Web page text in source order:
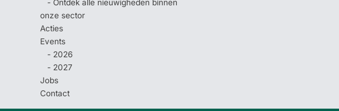
- Ontdek alle nieuwigheden binnen
onze sector
Acties
Events
- 2026
- 2027
Jobs
Contact